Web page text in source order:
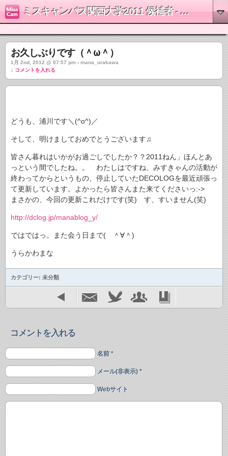
ミスキャンパス関西大学2011 候補者 - 浦川茉奈
お久しぶりです（＾ω＾）
1月 2nd, 2012 @ 07:57 pm › mana_urakawa
↓ コメントを入れる
どうも、浦川です＼(^o^)／
そして、明けましておめでとうございます♫
皆さん暮れはいかがお過ごしでしたか？？2011ねん」ほんとあ
っという間でしたね。。 わたしはですね、みすきゃんの活動が
終わってからというもの、停止していたDECOLOGを最近頑張っ
て更新しています。よかったら皆さんまた来てくださいっ:->
まさかの、今回の更新これだけです(笑) す、すいません(笑)
http://dclog.jp/manablog_y/
ではではっ。また会う日まで( ＾∀＾)
うらかわまな
カテゴリー: 未分類
コメントを入れる
名前 *
メール(非表示) *
Webサイト